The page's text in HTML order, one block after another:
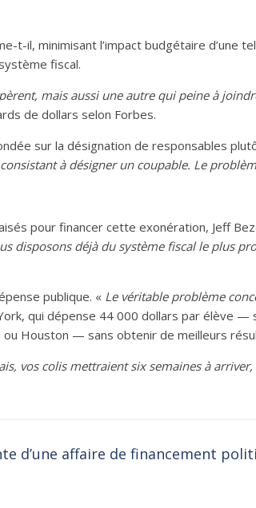
t-il, minimisant l’impact budgétaire d’une
fiscal.
mais aussi une autre qui peine à
de dollars selon Forbes.
sur la désignation de responsables
à désigner un coupable. Le
pour financer cette exonération, Jeff
disposons déjà du système fiscal le plus
publique. « Le véritable problème
qui dépense 44 000 dollars par élève —
ou Houston — sans obtenir de meilleurs
vos colis mettraient six semaines à
d’une affaire de financement